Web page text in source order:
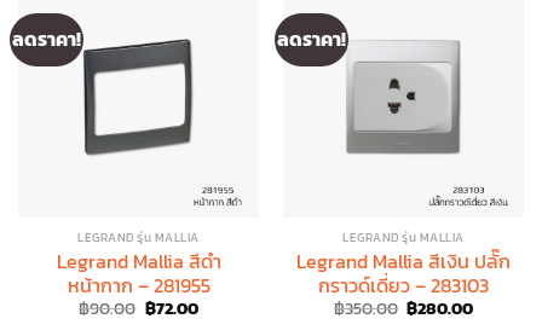
ลดราคา!
LEGRAND รุ่น MALLIA
Legrand Mallia สีดำ
หน้ากาก – 281955
฿90.00 Original
price
฿72.00Current
price
ลดราคา!
LEGRAND รุ่น MALLIA
Legrand Mallia สีเงิน ปลั๊ก
กราวด์เดี่ยว – 283103
฿350.00 Original
price
฿280.00Current